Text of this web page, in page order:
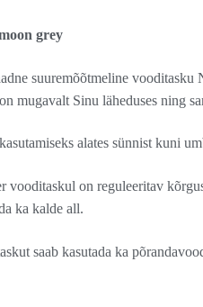
grey
suuremõõtmeline vooditasku
mugavalt Sinu läheduses ning
alates sünnist kuni
vooditaskul on reguleeritav
ka kalde all.
saab kasutada ka